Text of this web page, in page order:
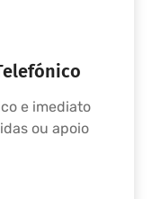
e imediato
ou apoio